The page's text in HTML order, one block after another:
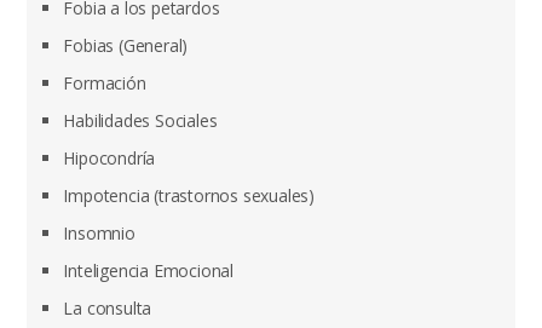
Fobia a los petardos
Fobias (General)
Formación
Habilidades Sociales
Hipocondría
Impotencia (trastornos sexuales)
Insomnio
Inteligencia Emocional
La consulta